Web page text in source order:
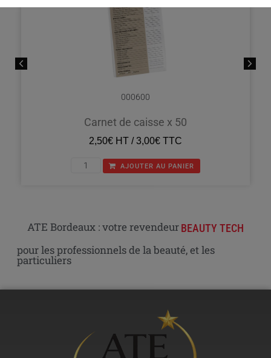
000600
Carnet de caisse x 50
2,50€ HT /3,00€ TTC
AJOUTER AU PANIER
ATE Bordeaux : votre revendeur BEAUTY TECH
pour les professionnels de la beauté, et les
particuliers